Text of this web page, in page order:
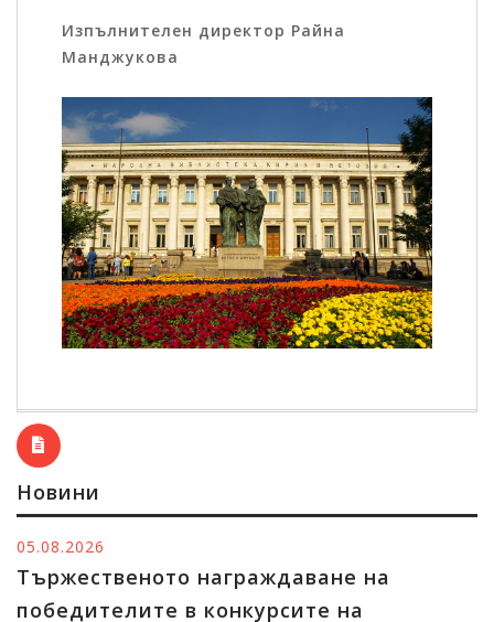
Изпълнителен директор Райна
Манджукова
Новини
05.08.2026
Тържественото награждаване на
победителите в конкурсите на